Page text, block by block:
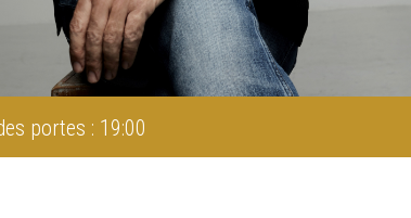
portes : 19:00